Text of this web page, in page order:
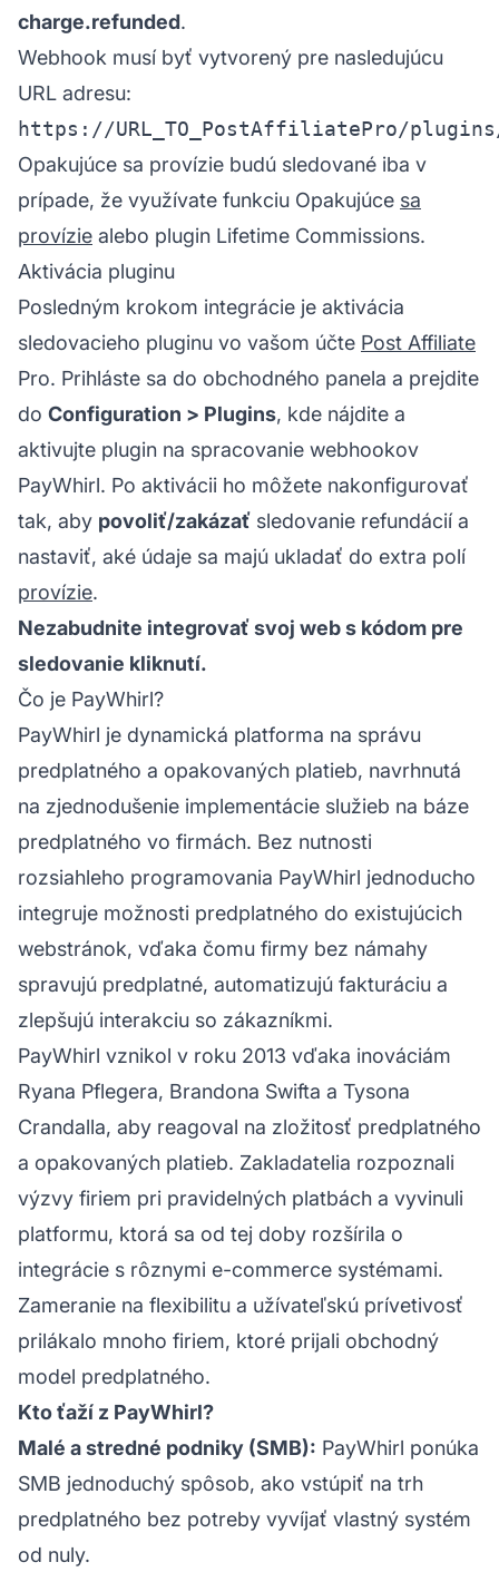
charge.refunded.
Webhook musí byť vytvorený pre nasledujúcu
URL adresu:
Opakujúce sa provízie budú sledované iba v
prípade, že využívate funkciu Opakujúce sa
provízie alebo plugin Lifetime Commissions.
Aktivácia pluginu
Posledným krokom integrácie je aktivácia
sledovacieho pluginu vo vašom účte Post Affiliate
Pro. Prihláste sa do obchodného panela a prejdite
do Configuration > Plugins, kde nájdite a
aktivujte plugin na spracovanie webhookov
PayWhirl. Po aktivácii ho môžete nakonfigurovať
tak, aby povoliť/zakázať sledovanie refundácií a
nastaviť, aké údaje sa majú ukladať do extra polí
provízie.
Nezabudnite integrovať svoj web s kódom pre
sledovanie kliknutí.
Čo je PayWhirl?
PayWhirl je dynamická platforma na správu
predplatného a opakovaných platieb, navrhnutá
na zjednodušenie implementácie služieb na báze
predplatného vo firmách. Bez nutnosti
rozsiahleho programovania PayWhirl jednoducho
integruje možnosti predplatného do existujúcich
webstránok, vďaka čomu firmy bez námahy
spravujú predplatné, automatizujú fakturáciu a
zlepšujú interakciu so zákazníkmi.
PayWhirl vznikol v roku 2013 vďaka inováciám
Ryana Pflegera, Brandona Swifta a Tysona
Crandalla, aby reagoval na zložitosť predplatného
a opakovaných platieb. Zakladatelia rozpoznali
výzvy firiem pri pravidelných platbách a vyvinuli
platformu, ktorá sa od tej doby rozšírila o
integrácie s rôznymi e-commerce systémami.
Zameranie na flexibilitu a užívateľskú prívetivosť
prilákalo mnoho firiem, ktoré prijali obchodný
model predplatného.
Kto ťaží z PayWhirl?
Malé a stredné podniky (SMB): PayWhirl ponúka
SMB jednoduchý spôsob, ako vstúpiť na trh
predplatného bez potreby vyvíjať vlastný systém
od nuly.